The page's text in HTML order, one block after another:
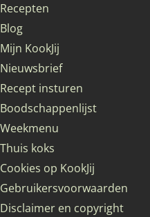
Recepten
Blog
Mijn KookJij
Nieuwsbrief
Recept insturen
Boodschappenlijst
Weekmenu
Thuis koks
Cookies op KookJij
Gebruikersvoorwaarden
Disclaimer en copyright